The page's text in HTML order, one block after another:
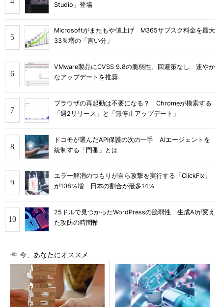
Studio」登場
Microsoftがまたもや値上げ M365サブスク料金を最大
33％増の「言い分」
VMware製品にCVSS 9.8の脆弱性、回避策なし 速やか
なアップデートを推奨
ブラウザの再起動は不要になる？ Chromeが模索する
「週2リリース」と「無停止アップデート」
ドコモが選んだAPI保護の次の一手 AIエージェントを
統制する「門番」とは
エラー解消のつもりが自ら攻撃を実行する「ClickFix」
が108％増 日本の割合が最多14％
25ドルで見つかったWordPressの脆弱性 生成AIが変え
た攻防の時間軸
今、あなたにオススメ